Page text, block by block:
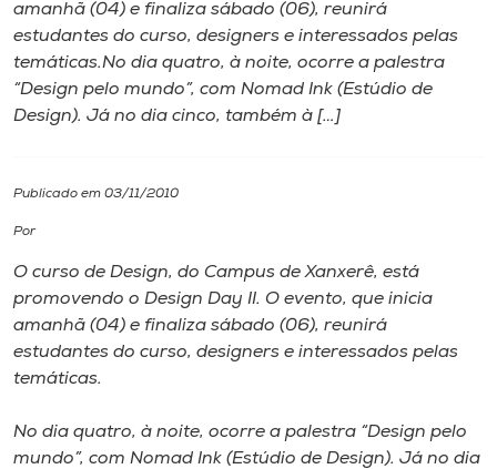
A
Internacionalização
Cultura
CPA
Biblioteca
amanhã (04) e finaliza sábado (06), reunirá
estudantes do curso, designers e interessados pelas
temáticas.No dia quatro, à noite, ocorre a palestra
“Design pelo mundo”, com Nomad Ink (Estúdio de
Design). Já no dia cinco, também à […]
Publicado em 03/11/2010
Por
O curso de Design, do Campus de Xanxerê, está
promovendo o Design Day II. O evento, que inicia
amanhã (04) e finaliza sábado (06), reunirá
estudantes do curso, designers e interessados pelas
temáticas.
No dia quatro, à noite, ocorre a palestra “Design pelo
mundo”, com Nomad Ink (Estúdio de Design). Já no dia